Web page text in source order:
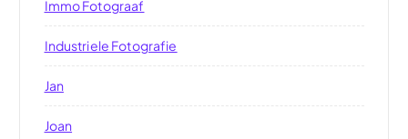
Immo Fotograaf
Industriele Fotografie
Jan
Joan